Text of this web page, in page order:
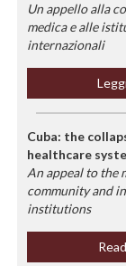
Un appello alla
medica e alle
internazionali
Cuba: the
healthcare
An appeal to the
community and
institutions
Read